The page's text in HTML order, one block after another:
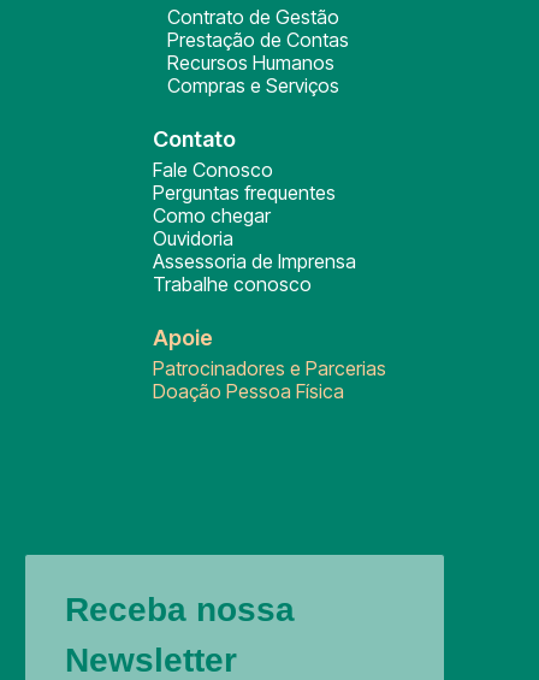
Contrato de Gestão
Prestação de Contas
Recursos Humanos
Compras e Serviços
Contato
Fale Conosco
Perguntas frequentes
Como chegar
Ouvidoria
Assessoria de Imprensa
Trabalhe conosco
Apoie
Patrocinadores e Parcerias
Doação Pessoa Física